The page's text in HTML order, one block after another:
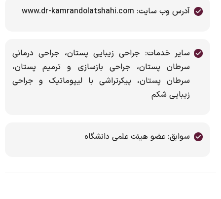
آدرس وب سایت: www.dr-kamrandolatshahi.com
سایر خدمات: جراحی زیبایی پستان، جراحی درمانی
سرطان پستان، جراحی بازسازی و ترمیم پستان،
سرطان پستان، پیکرتراشی با لیپوماتیک و جراحی
زیبایی شکم
سوابق: عضو هیئت علمی دانشگاه